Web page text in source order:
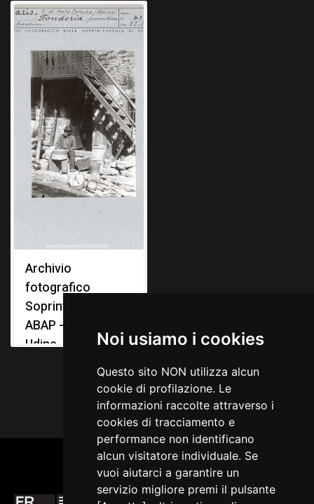
Noi usiamo i cookies
Questo sito NON utilizza alcun
cookie di profilazione. Le
informazioni raccolte attraverso i
cookies di tracciamento e
performance non identificano
alcun visitatore individuale. Se
vuoi aiutarci a garantire un
servizio migliore premi il pulsante
Archivio
fotografico
Soprintendenza
ABAP - Ufficio di
Udine